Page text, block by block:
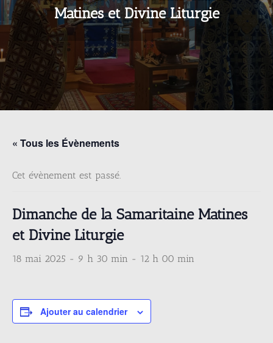
Matines et Divine Liturgie
« Tous les Évènements
Cet évènement est passé.
Dimanche de la Samaritaine Matines
et Divine Liturgie
18 mai 2025 - 9 h 30 min - 12 h 00 min
Ajouter au calendrier